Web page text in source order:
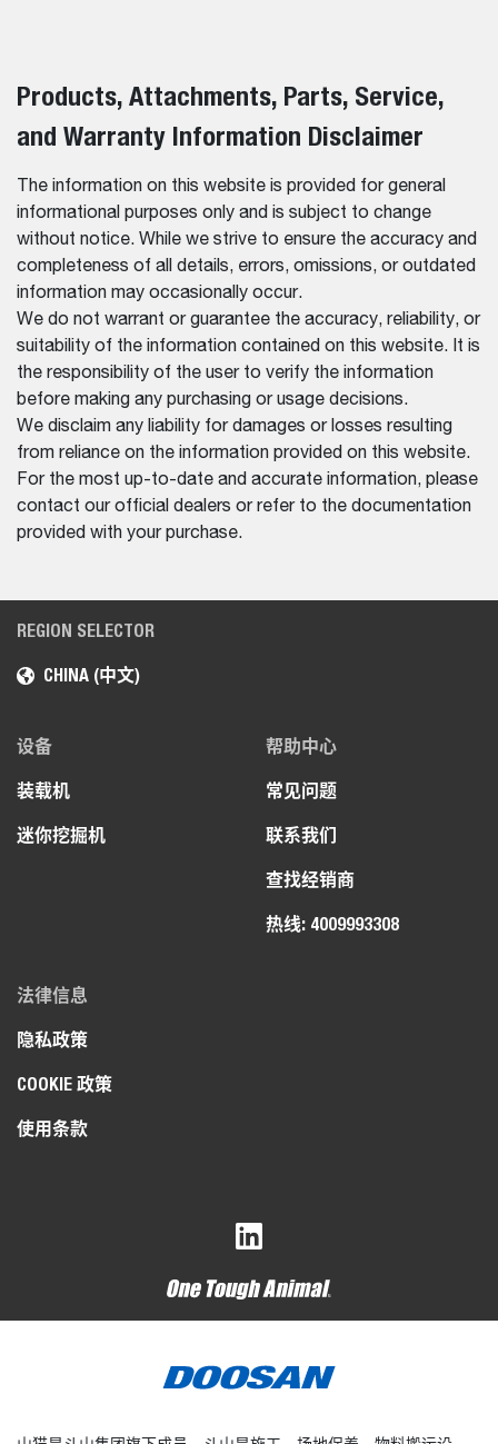
Products, Attachments, Parts, Service,
and Warranty Information Disclaimer
The information on this website is provided for general
informational purposes only and is subject to change
without notice. While we strive to ensure the accuracy and
completeness of all details, errors, omissions, or outdated
information may occasionally occur.
We do not warrant or guarantee the accuracy, reliability, or
suitability of the information contained on this website. It is
the responsibility of the user to verify the information
before making any purchasing or usage decisions.
We disclaim any liability for damages or losses resulting
from reliance on the information provided on this website.
For the most up-to-date and accurate information, please
contact our official dealers or refer to the documentation
provided with your purchase.
REGION SELECTOR
CHINA (中文)
设备
装载机
迷你挖掘机
帮助中心
常见问题
联系我们
查找经销商
热线: 4009993308
法律信息
隐私政策
COOKIE 政策
使用条款